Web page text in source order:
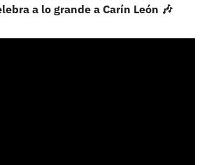
a lo grande a Carín León 🎶